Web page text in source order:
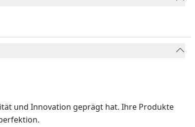
und Innovation geprägt hat. Ihre Produkte